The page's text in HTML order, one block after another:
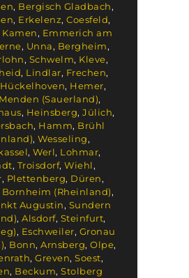
, Bergisch Gladbach,
, Erkelenz, Coesfeld,
Kamen, Emmerich am
, Unna, Bergheim,
, Schwelm, Kleve,
, Lindlar, Frechen,
Hückelhoven, Hemer,
Menden (Sauerland),
, Heinsberg,Jülich,
, Hamm, Brühl
,Wesseling,
,Werl, Lohmar,
, Troisdorf, Wiehl,
, Plettenberg, Düren,
Bornheim (Rheinland),
Augustin, Sundern
, Alsdorf, Steinfurt,
, Eschweiler, Gronau
, Bonn, Arnsberg, Olpe,
, Greven, Soest,
, Beckum, Stolberg